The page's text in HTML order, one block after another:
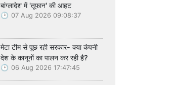
बांग्लादेश में 'तूफान' की आहट
07 Aug 2026 09:08:37
मेटा टीम से पूछ रही सरकार- क्या कंपनी
देश के कानूनों का पालन कर रही है?
06 Aug 2026 17:47:45